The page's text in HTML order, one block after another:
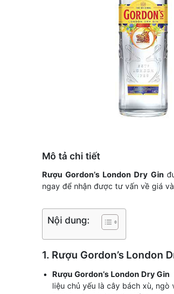
Mô tả chi tiết
Rượu Gordon’s London Dry Gin
ngay để nhận được tư vấn về giá
Nội dung:
1. Rượu Gordon’s London
Rượu Gordon’s London Dry Gin
liệu chủ yếu là cây bách xù,